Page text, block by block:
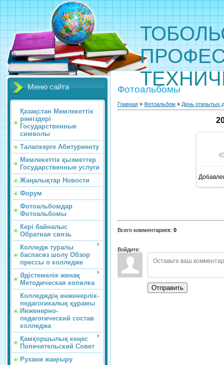
Меню сайта
Қазақстан Мемлекеттік
рәміздері
Государственные
символы
Талапкерге Абитуриенту
Мемлекеттік қызметтер
Государственные услуги
Жаңалықтар Новости
Форум
Фотоальбомдар
Фотоальбомы
Кері байналыс
Обратная связь
Колледж туралы
баспасөз шолу Обзор
прессы о колледже
Әдістемелік жинақ
Методическая копилка
Колледждің инженерлік-
педагогикалық құрамы
Инженерно-
педагогический состав
колледжа
Қамқоршылық кеңес
Попечительский Совет
Рухани жаңғыру
Фотоальбомы
Главная » Фотоальбом » День открытых
Всего комментариев: 0
Войдите:
Отправить